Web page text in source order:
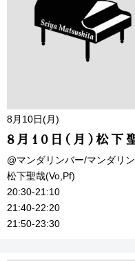
8月10日(月)
8月10日(月)松下
@マンダリンバー/マンダリ
松下聖哉(Vo,Pf)
20:30-21:10
21:40-22:20
21:50-23:30